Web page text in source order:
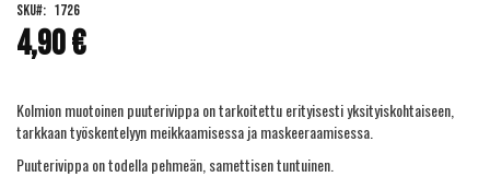
the
images
gallery
4,90 €
SKU
1726
Kolmion muotoinen puuterivippa on tarkoitettu erityisesti yksityiskohtaiseen,
tarkkaan työskentelyyn meikkaamisessa ja maskeeraamisessa.
Puuterivippa on todella pehmeän, samettisen tuntuinen.